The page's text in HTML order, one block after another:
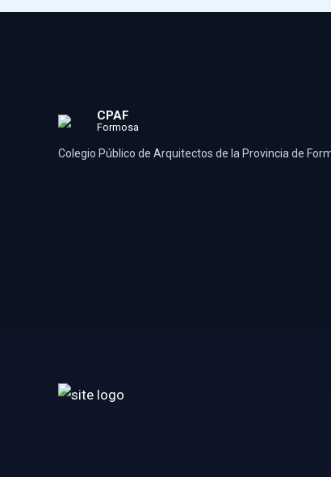
CPAF
Formosa
Colegio Público de Arquitectos de la Provincia de